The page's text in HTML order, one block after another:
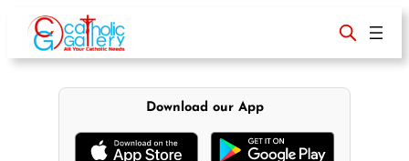
content
Download our App